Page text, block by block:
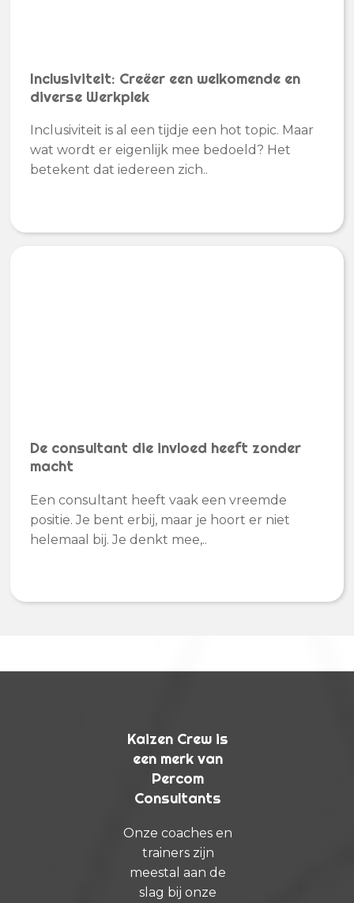
Inclusiviteit: Creëer een welkomende en
diverse Werkplek
Inclusiviteit is al een tijdje een hot topic. Maar
wat wordt er eigenlijk mee bedoeld? Het
betekent dat iedereen zich..
De consultant die invloed heeft zonder
macht
Een consultant heeft vaak een vreemde
positie. Je bent erbij, maar je hoort er niet
helemaal bij. Je denkt mee,..
Kaizen Crew is
een merk van
Percom
Consultants
Onze coaches en
trainers zijn
meestal aan de
slag bij onze